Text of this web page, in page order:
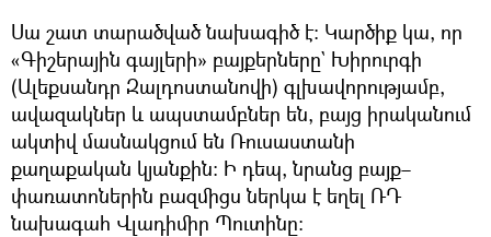
Սա շատ տարածված նախագիծ է։ Կարծիք կա, որ
«Գիշերային գայլերի» բայքերները` Խիրուրգի
(Ալեքսանդր Զալդոստանովի) գլխավորությամբ,
ավազակներ և ապստամբներ են, բայց իրականում
ակտիվ մասնակցում են Ռուսաստանի
քաղաքական կյանքին։ Ի դեպ, նրանց բայք–
փառատոներին բազմիցս ներկա է եղել ՌԴ
նախագահ Վլադիմիր Պուտինը։